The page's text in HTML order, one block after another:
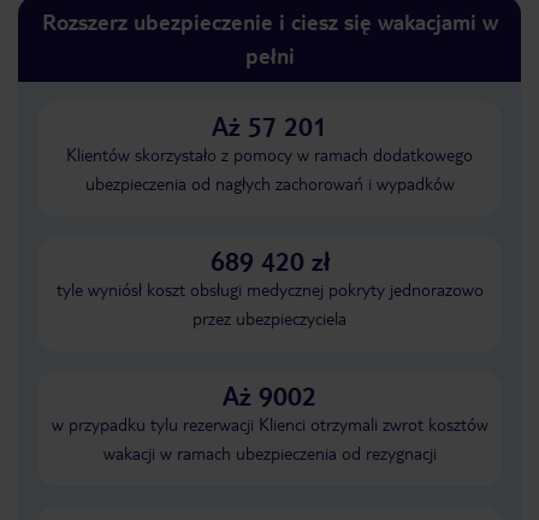
Rozszerz ubezpieczenie i ciesz się wakacjami w
pełni
Aż 57 201
Klientów skorzystało z pomocy w ramach dodatkowego
ubezpieczenia od nagłych zachorowań i wypadków
689 420 zł
tyle wyniósł koszt obsługi medycznej pokryty jednorazowo
przez ubezpieczyciela
Aż 9002
w przypadku tylu rezerwacji Klienci otrzymali zwrot kosztów
wakacji w ramach ubezpieczenia od rezygnacji